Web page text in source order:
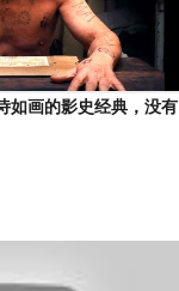
如画的影史经典，没有